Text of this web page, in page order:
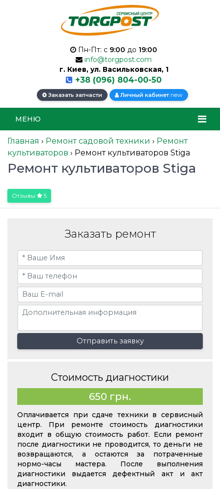
Пн-Пт: с 9:00 до 19:00
info@torgpost.com
г. Киев, ул. Васильковская, 1
+38 (096) 804-00-50
Заказать запчасти Личный кабинет new
МЕНЮ
Главная › Ремонт садовой техники › Ремонт
культиваторов › Ремонт культиваторов Stiga
Ремонт культиваторов Stiga
Отзывы 5
Заказать ремонт
Отправить заявку
Стоимость диагностики
650 грн.
Оплачивается при сдаче техники в сервисный
центр. При ремонте стоимость диагностики
входит в общую стоимость работ. Если ремонт
после диагностики не проводится, то деньги не
возвращаются, а остаются за потраченные
нормо-часы мастера. После выполнения
диагностики выдается дефектный акт и акт
диагностики.